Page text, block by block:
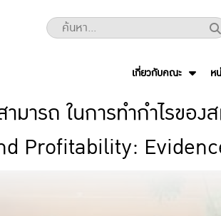
เกี่ยวกับคณะ ห
ารถ ในการทำกำไรข
Profitability: